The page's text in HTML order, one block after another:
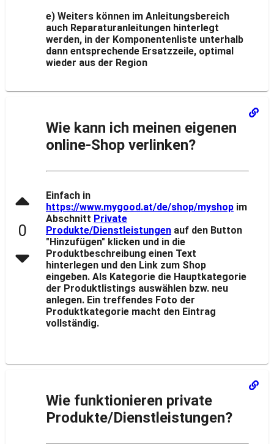
e) Weiters können im Anleitungsbereich
auch Reparaturanleitungen hinterlegt
werden, in der Komponentenliste unterhalb
dann entsprechende Ersatzzeile, optimal
wieder aus der Region
0
Wie kann ich meinen eigenen
online-Shop verlinken?
Einfach in
https://www.mygood.at/de/shop/myshopim
Abschnitt Private
Produkte/Dienstleistungenauf den Button
"Hinzufügen" klicken und in die
Produktbeschreibung einen Text
hinterlegen und den Link zum Shop
eingeben. Als Kategorie die Hauptkategorie
der Produktlistings auswählen bzw. neu
anlegen. Ein treffendes Foto der
Produktkategorie macht den Eintrag
vollständig.
Wie funktionieren private
Produkte/Dienstleistungen?